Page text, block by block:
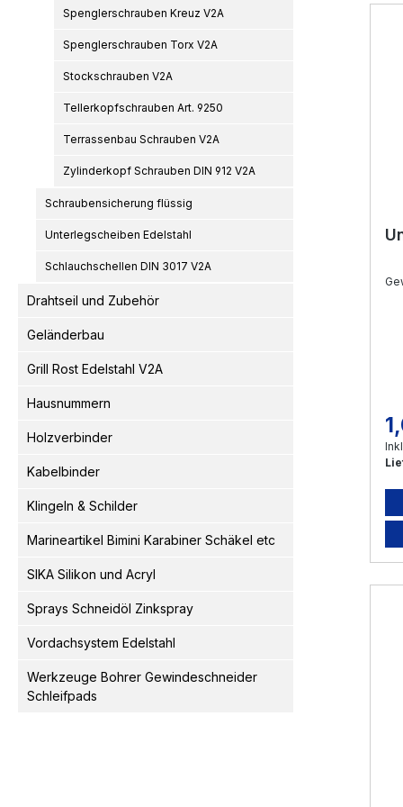
Spenglerschrauben Kreuz V2A
Spenglerschrauben Torx V2A
Stockschrauben V2A
Tellerkopfschrauben Art. 9250
Terrassenbau Schrauben V2A
Zylinderkopf Schrauben DIN 912 V2A
Schraubensicherung flüssig
Unterlegscheiben Edelstahl
Schlauchschellen DIN 3017 V2A
Drahtseil und Zubehör
Geländerbau
Grill Rost Edelstahl V2A
Hausnummern
Holzverbinder
Kabelbinder
Klingeln & Schilder
Marineartikel Bimini Karabiner Schäkel etc
SIKA Silikon und Acryl
Sprays Schneidöl Zinkspray
Vordachsystem Edelstahl
Werkzeuge Bohrer Gewindeschneider
Schleifpads